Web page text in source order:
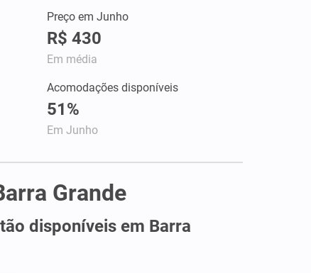
Preço em Junho
R$ 430
Em média
Acomodações disponíveis
51%
Em Junho
Grande
disponíveis em Barra